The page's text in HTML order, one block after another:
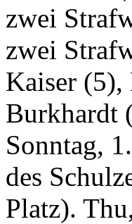
zwei
zwei
Kaiser (5),
Burkhardt
Sonntag,
des
Platz).